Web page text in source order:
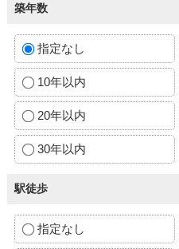
築年数
指定なし
10年以内
20年以内
30年以内
駅徒歩
指定なし